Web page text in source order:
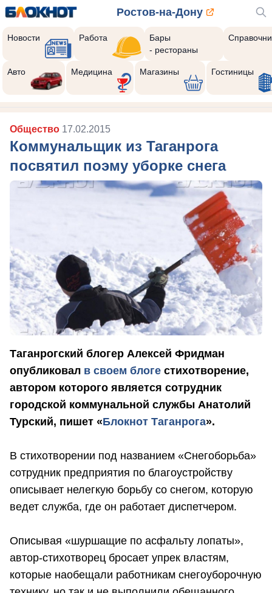
Ростов-на-Дону
Новости Работа
Бары
- рестораны
Авто Медицина Магазины Гостиницы
Общество 17.02.2015
Коммунальщик из Таганрога
посвятил поэму уборке снега
Таганрогский блогер Алексей Фридман
опубликовал в своем блоге стихотворение,
автором которого является сотрудник
городской коммунальной службы Анатолий
Турский, пишет «Блокнот Таганрога».
В стихотворении под названием «Снегоборьба»
сотрудник предприятия по благоустройству
описывает нелегкую борьбу со снегом, которую
ведет служба, где он работает диспетчером.
Описывая «шуршащие по асфальту лопаты»,
автор-стихотворец бросает упрек властям,
которые наобещали работникам снегоуборочную